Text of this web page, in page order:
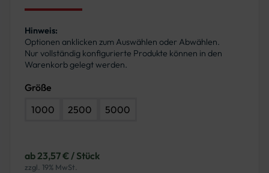
Hinweis:
Optionen anklicken zum Auswählen oder Abwählen.
Nur vollständig konfigurierte Produkte können in den
Warenkorb gelegt werden.
Größe
1000
2500 5000
ab 23,57 € / Stück
zzgl. 19% MwSt.